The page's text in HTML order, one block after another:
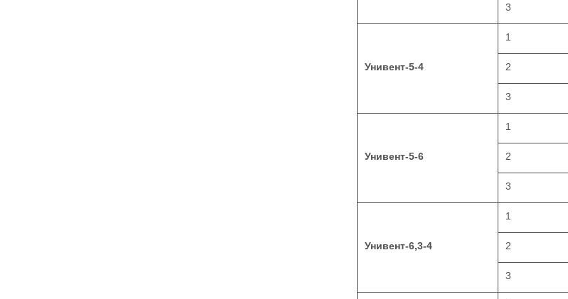
3
Унивент-5-4
1
2
3
Унивент-5-6
1
2
3
Унивент-6,3-4
1
2
3